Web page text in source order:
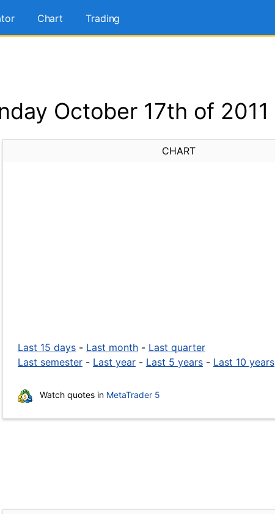
Chart Trading
October 17th of 2011
CHART
Last 15 days - Last month - Last quarter
Last semester - Last year - Last 5 years - Last 10 years
Watch quotes in MetaTrader 5